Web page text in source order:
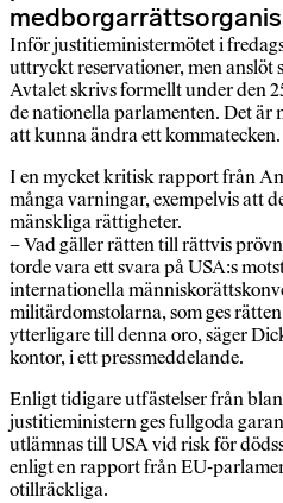
Inför justitieministermötet i
uttryckt reservationer, men anslöt
Avtalet skrivs formellt under den
de nationella parlamenten. Det är
att kunna ändra ett kommatecken.
I en mycket kritisk rapport från
många varningar, exempelvis att
mänskliga rättigheter.
– Vad gäller rätten till rättvis
torde vara ett svara på USA:s
internationella
militärdomstolarna, som ges
ytterligare till denna oro, säger
kontor, i ett pressmeddelande.
Enligt tidigare utfästelser från
justitieministern ges fullgoda
utlämnas till USA vid risk för
enligt en rapport från EU-
otillräckliga.